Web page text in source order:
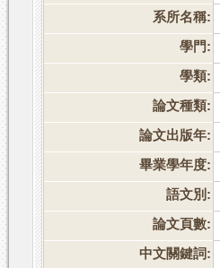
系所名稱:
學門:
學類:
論文種類:
論文出版年:
畢業學年度:
語文別:
論文頁數:
中文關鍵詞: